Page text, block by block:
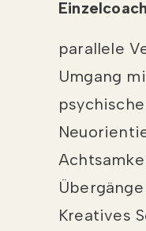
parallele
Umgang
Kreatives